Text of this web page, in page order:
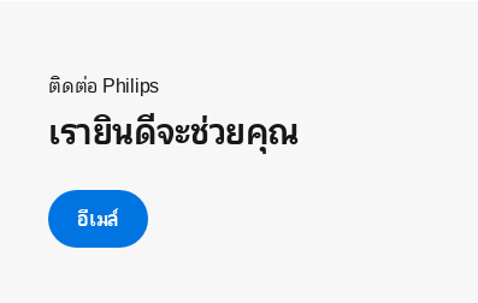
ติดต่อ Philips
เรายินดีจะช่วยคุณ
อีเมล์